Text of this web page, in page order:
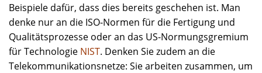
Beispiele dafür, dass dies bereits geschehen ist. Man
denke nur an die ISO-Normen für die Fertigung und
Qualitätsprozesse oder an das US-Normungsgremium
für Technologie NIST. Denken Sie zudem an die
Telekommunikationsnetze: Sie arbeiten zusammen, um